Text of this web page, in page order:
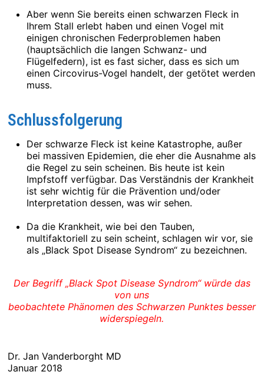
Aber wenn Sie bereits einen schwarzen Fleck in
Ihrem Stall erlebt haben und einen Vogel mit
einigen chronischen Federproblemen haben
(hauptsächlich die langen Schwanz- und
Flügelfedern), ist es fast sicher, dass es sich um
einen Circovirus-Vogel handelt, der getötet werden
muss.
Schlussfolgerung
Der schwarze Fleck ist keine Katastrophe, außer
bei massiven Epidemien, die eher die Ausnahme als
die Regel zu sein scheinen. Bis heute ist kein
Impfstoff verfügbar. Das Verständnis der Krankheit
ist sehr wichtig für die Prävention und/oder
Interpretation dessen, was wir sehen.
Da die Krankheit, wie bei den Tauben,
multifaktoriell zu sein scheint, schlagen wir vor, sie
als „Black Spot Disease Syndrom“ zu bezeichnen.
Der Begriff „Black Spot Disease Syndrom“ würde das
von uns
beobachtete Phänomen des Schwarzen Punktes besser
widerspiegeln.
Dr. Jan Vanderborght MD
Januar 2018